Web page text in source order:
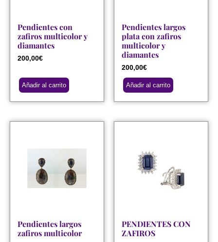
Pendientes con
zafiros multicolor y
diamantes
200,00€
Añadir al carrito
Pendientes largos
plata con zafiros
multicolor y
diamantes
200,00€
Añadir al carrito
Pendientes largos
zafiros multicolor
PENDIENTES CON
ZAFIROS